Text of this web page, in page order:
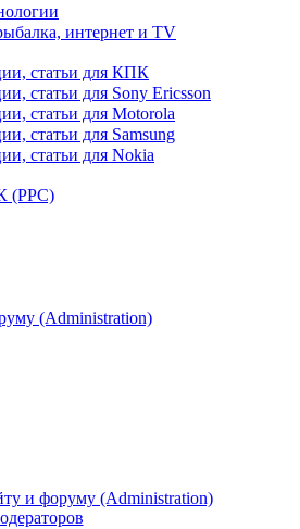
интернет и TV
статьи для КПК
статьи для Sony Ericsson
статьи для Motorola
статьи для Samsung
статьи для Nokia
(PPC)
(Administration)
и форуму (Administration)